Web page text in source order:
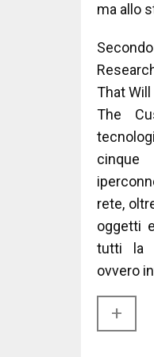
ma allo
That
The
rete,
oggetti
tutti la
ovvero
+​